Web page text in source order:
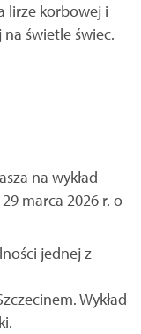
lirze korbowej i
świetle świec.
na wykład
marca 2026 r. o
jednej z
Wykład